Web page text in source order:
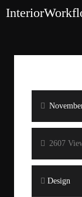
2607
Design